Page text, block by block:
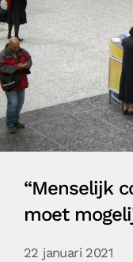
“Menselijk
moet
22 januari 2021